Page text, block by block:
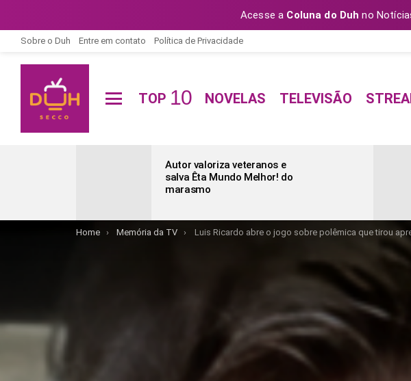
Acesse a Coluna do Duh no
Sobre o Duh Entre em contato Política de Privacidade
TOP 10 NOVELAS TELEVISÃO
Autor valoriza veteranos e
salva Êta Mundo Melhor! do
marasmo
You are here:
Home Memória da TV Luis Ricardo abre o jogo sobre polêmica que tirou